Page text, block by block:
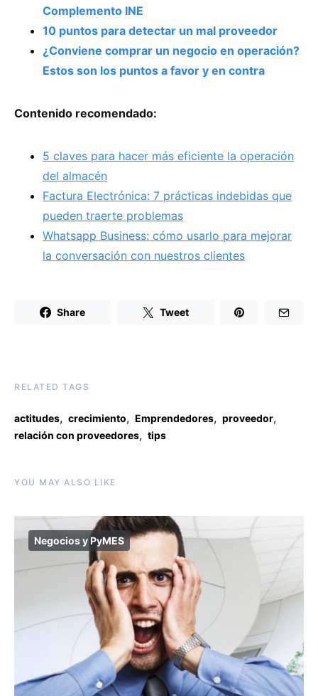
Complemento INE
10 puntos para detectar un mal proveedor
¿Conviene comprar un negocio en operación?
Estos son los puntos a favor y en contra
Contenido recomendado:
5 claves para hacer más eficiente la operación
del almacén
Factura Electrónica: 7 prácticas indebidas que
pueden traerte problemas
Whatsapp Business: cómo usarlo para mejorar
la conversación con nuestros clientes
Share Tweet
RELATED TAGS
actitudes, crecimiento, Emprendedores, proveedor,
relación con proveedores, tips
YOU MAY ALSO LIKE
Negocios y PyMES